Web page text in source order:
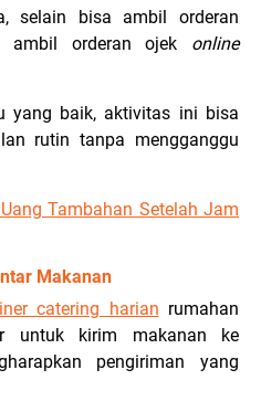
selain bisa ambil orderan
ambil orderan ojek online
yang baik, aktivitas ini bisa
rutin tanpa mengganggu
Tambahan Setelah Jam
Makanan
catering harian rumahan
untuk kirim makanan ke
pengiriman yang